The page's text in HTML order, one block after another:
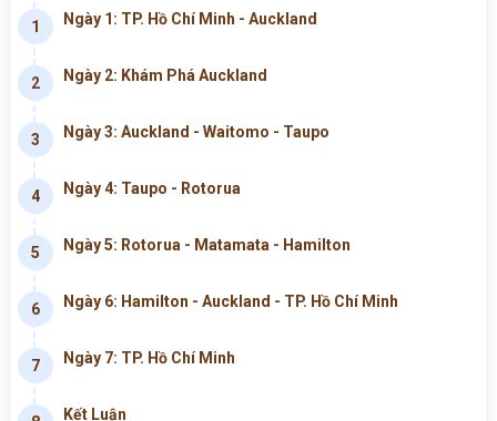
1 Ngày 1: TP. Hồ Chí Minh - Auckland
2 Ngày 2: Khám Phá Auckland
3 Ngày 3: Auckland - Waitomo - Taupo
4 Ngày 4: Taupo - Rotorua
5 Ngày 5: Rotorua - Matamata - Hamilton
6 Ngày 6: Hamilton - Auckland - TP. Hồ Chí Minh
7 Ngày 7: TP. Hồ Chí Minh
Kết Luận